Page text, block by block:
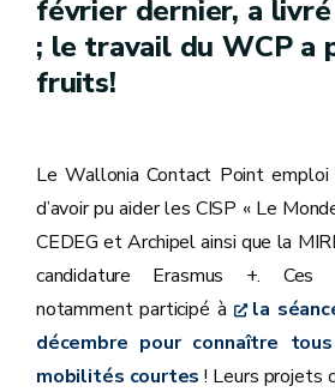
février dernier, a
; le travail du WCP a
fruits!
Le Wallonia Contact Point
d’avoir pu aider les CISP « Le
CEDEG et Archipel ainsi que la
candidature Erasmus +. Ces
notamment participé à
la
décembre pour connaître
mobilités courtes ! Leurs projets